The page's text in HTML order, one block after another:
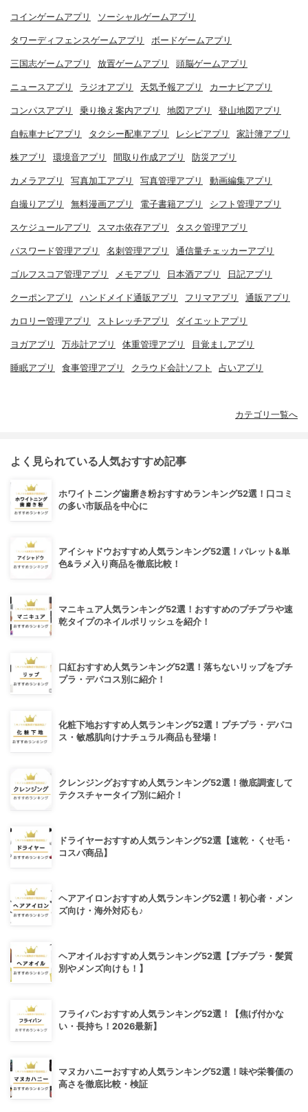
コインゲームアプリ ソーシャルゲームアプリ
タワーディフェンスゲームアプリ ボードゲームアプリ
三国志ゲームアプリ 放置ゲームアプリ 頭脳ゲームアプリ
ニュースアプリ ラジオアプリ 天気予報アプリ カーナビアプリ
コンパスアプリ 乗り換え案内アプリ 地図アプリ 登山地図アプリ
自転車ナビアプリ タクシー配車アプリ レシピアプリ 家計簿アプリ
株アプリ 環境音アプリ 間取り作成アプリ 防災アプリ
カメラアプリ 写真加工アプリ 写真管理アプリ 動画編集アプリ
自撮りアプリ 無料漫画アプリ 電子書籍アプリ シフト管理アプリ
スケジュールアプリ スマホ依存アプリ タスク管理アプリ
パスワード管理アプリ 名刺管理アプリ 通信量チェッカーアプリ
ゴルフスコア管理アプリ メモアプリ 日本酒アプリ 日記アプリ
クーポンアプリ ハンドメイド通販アプリ フリマアプリ 通販アプリ
カロリー管理アプリ ストレッチアプリ ダイエットアプリ
ヨガアプリ 万歩計アプリ 体重管理アプリ 目覚ましアプリ
睡眠アプリ 食事管理アプリ クラウド会計ソフト 占いアプリ
カテゴリ一覧へ
よく見られている人気おすすめ記事
ホワイトニング歯磨き粉おすすめランキング52選！口コミ
の多い市販品を中心に
アイシャドウおすすめ人気ランキング52選！パレット&単
色&ラメ入り商品を徹底比較！
マニキュア人気ランキング52選！おすすめのプチプラや速
乾タイプのネイルポリッシュを紹介！
口紅おすすめ人気ランキング52選！落ちないリップをプチ
プラ・デパコス別に紹介！
化粧下地おすすめ人気ランキング52選！プチプラ・デパコ
ス・敏感肌向けナチュラル商品も登場！
クレンジングおすすめ人気ランキング52選！徹底調査して
テクスチャータイプ別に紹介！
ドライヤーおすすめ人気ランキング52選【速乾・くせ毛・
コスパ商品】
ヘアアイロンおすすめ人気ランキング52選！初心者・メン
ズ向け・海外対応も♪
ヘアオイルおすすめ人気ランキング52選【プチプラ・髪質
別やメンズ向けも！】
フライパンおすすめ人気ランキング52選！【焦げ付かな
い・長持ち！2026最新】
マヌカハニーおすすめ人気ランキング52選！味や栄養価の
高さを徹底比較・検証